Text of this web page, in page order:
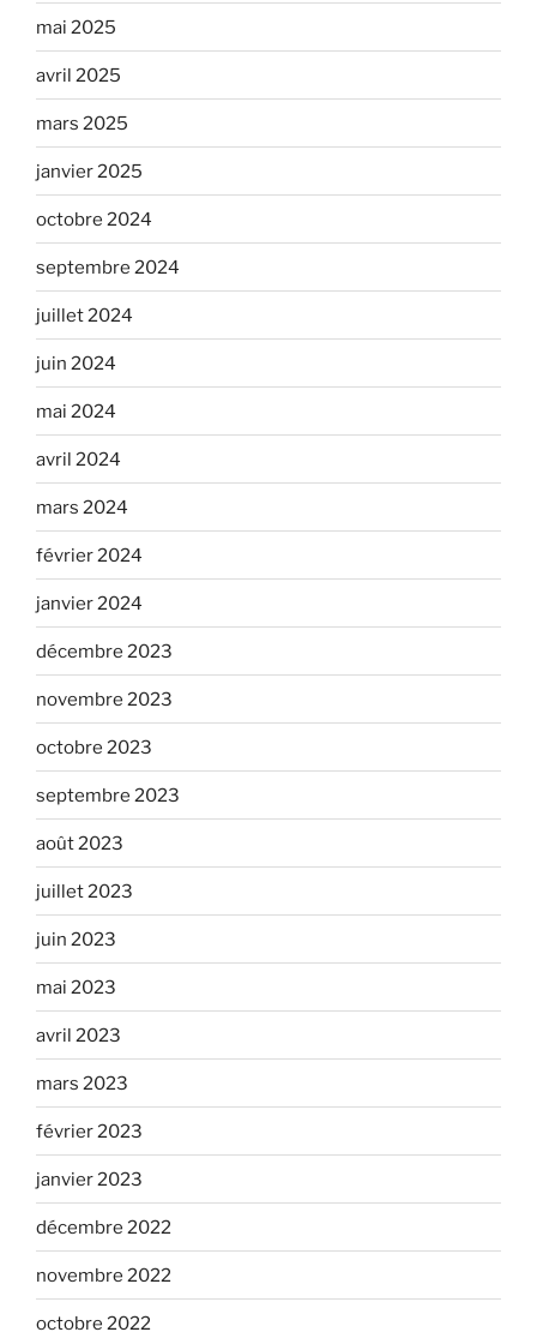
mai 2025
avril 2025
mars 2025
janvier 2025
octobre 2024
septembre 2024
juillet 2024
juin 2024
mai 2024
avril 2024
mars 2024
février 2024
janvier 2024
décembre 2023
novembre 2023
octobre 2023
septembre 2023
août 2023
juillet 2023
juin 2023
mai 2023
avril 2023
mars 2023
février 2023
janvier 2023
décembre 2022
novembre 2022
octobre 2022